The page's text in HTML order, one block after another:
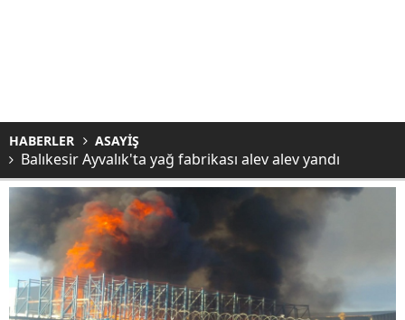
HABERLER ASAYİŞ
Balıkesir Ayvalık'ta yağ fabrikası alev alev yandı